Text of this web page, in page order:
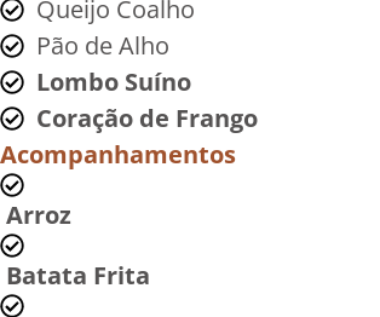
Queijo Coalho
Pão de Alho
Lombo Suíno
Coração de Frango
Acompanhamentos
Arroz
Batata Frita